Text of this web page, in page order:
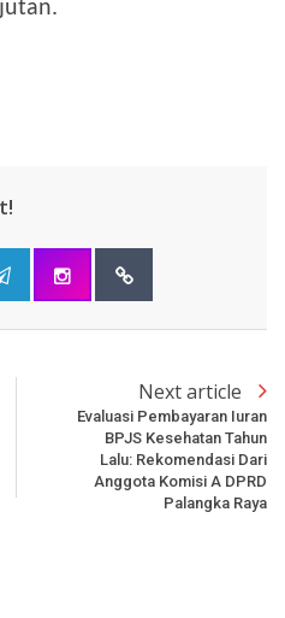
Next article
Evaluasi Pembayaran Iuran
BPJS Kesehatan Tahun
Lalu: Rekomendasi Dari
Anggota Komisi A DPRD
Palangka Raya